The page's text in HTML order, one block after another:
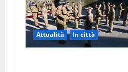
Attualità In città